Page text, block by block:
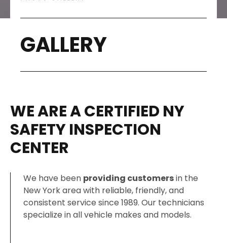
GALLERY
WE ARE A CERTIFIED NY
SAFETY INSPECTION
CENTER
We have been providing customersin the
New York area with reliable, friendly, and
consistent service since 1989. Our technicians
specialize in all vehicle makes and models.